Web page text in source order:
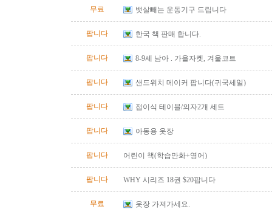
무료
뱃살빼는 운동기구 드립니다
팝니다 한국 책 판매 합니다.
팝니다 8-9세 남아 . 가을자켓, 겨울코트
팝니다 샌드위치 메이커 팝니다(귀국세일)
팝니다 접이식 테이블/의자2개 세트
팝니다 아동용 옷장
팝니다 어린이 책(학습만화+영어)
팝니다 WHY 시리즈 18권 $20팝니다
무료 옷장 가져가세요.